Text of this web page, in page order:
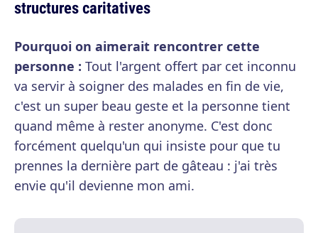
structures caritatives
Pourquoi on aimerait rencontrer cette
personne : Tout l'argent offert par cet inconnu
va servir à soigner des malades en fin de vie,
c'est un super beau geste et la personne tient
quand même à rester anonyme. C'est donc
forcément quelqu'un qui insiste pour que tu
prennes la dernière part de gâteau : j'ai très
envie qu'il devienne mon ami.